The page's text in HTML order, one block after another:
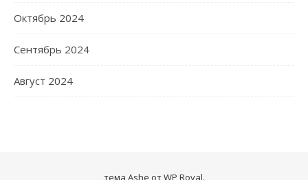
Октябрь 2024
Сентябрь 2024
Август 2024
тема Ashe отWP Royal.